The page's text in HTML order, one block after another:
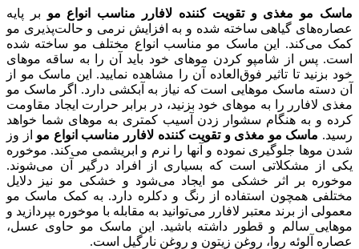
مغذی و تقویت کننده لافارر مناسب انواع مو
بر پایه
گیاهی ساخته شده و به افزایش نرمی و حالت‌پذیری مو
این ماسک مو مناسب انواع مختلف مو ساخته شده
از شامپو کردن موهای خود باید آن را به ساقه موهای
تا تاثیر فوق‌العاده آن را مشاهده نمایید. این ماسک مو از
ماسک موهایی است که نیاز به آبکشی دارد. اگر ماسک مو
را به موهای خود بزنید، در برابر حرارت ایجاد مقاومت
هنگام سشوار زدن آسیب کمتری به موهای شما خواهد
مو مغذی و تقویت کننده لافارر مناسب انواع مواز وز
جلوگیری نموده و آنها را نرم و ابریشمی می‌کند. موخوره
است که بسیاری از افراد درگیر آن می‌شوند.
بر اثر خشکی مو ایجاد می‌شود و خشکی مو نیز دلایل
همچون استفاده از رنگ و دکلره دارد. به کمک ماسک مو
برند معتبر لافارر می‌توانید به مقابله با موخوره بپردازید و
سالم و قطور داشته باشید. این ماسک مو حاوی عسل،
روا، روغن زیتون و روغن نارگیل است.